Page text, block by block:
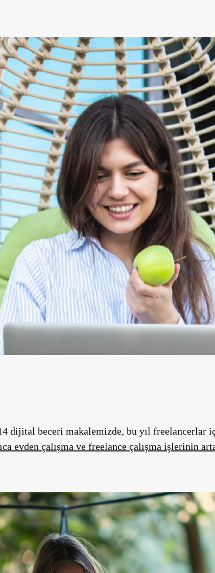
dijital beceri makalemizde, bu yıl freelancerlar
evden çalışma ve freelance çalışma işlerinin